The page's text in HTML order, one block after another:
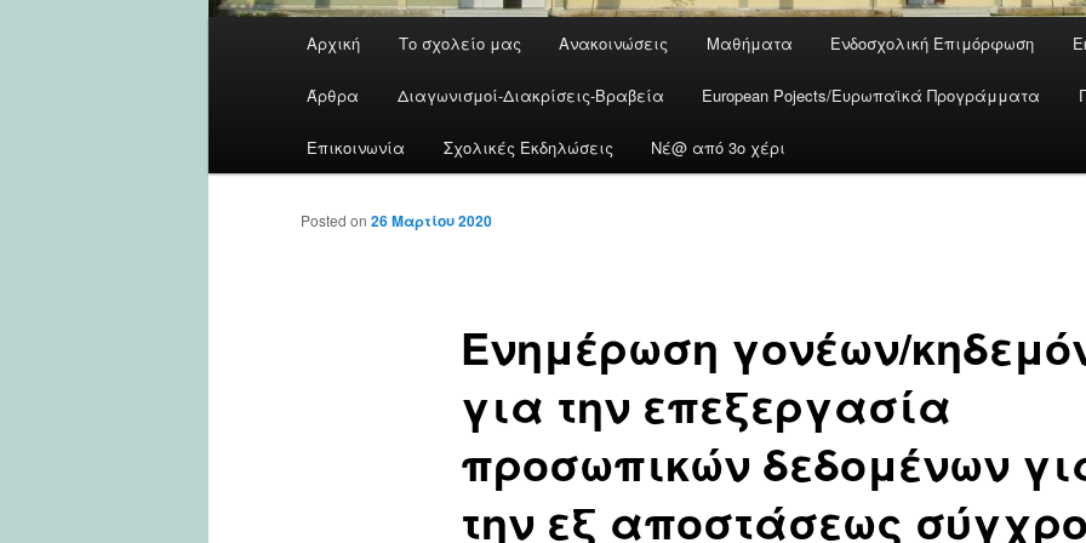
Αρχική Το σχολείο μας Ανακοινώσεις Μαθήματα Ενδοσχολική Επιμόρφωση
Άρθρα Διαγωνισμοί-Διακρίσεις-Βραβεία European Pojects/Ευρωπαϊκά Προγράμματα
Επικοινωνία Σχολικές Εκδηλώσεις Νέ@ από 3ο χέρι
Ενημέρωση γονέων/
για την επεξεργασία
προσωπικών δεδομένων
την εξ αποστάσεως
Posted on 26 Μαρτίου 2020